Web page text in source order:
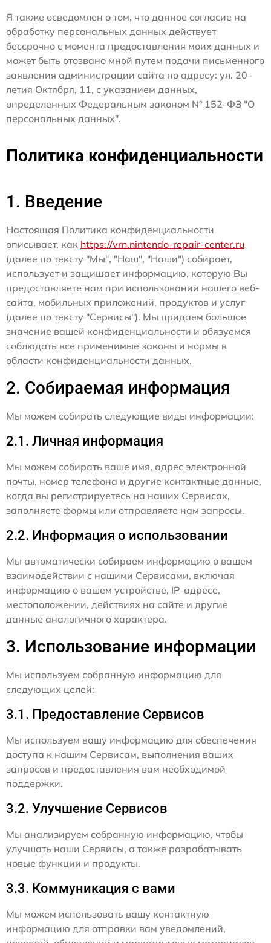
Я также осведомлен о том, что данное согласие на
обработку персональных данных действует
бессрочно с момента предоставления моих данных и
может быть отозвано мной путем подачи письменного
заявления администрации сайта по адресу: ул. 20-
летия Октября, 11, с указанием данных,
определенных Федеральным законом № 152-ФЗ "О
персональных данных".
Политика конфиденциальности
1. Введение
Настоящая Политика конфиденциальности
описывает, как https://vrn.nintendo-repair-center.ru
(далее по тексту "Мы", "Наш", "Наши") собирает,
использует и защищает информацию, которую Вы
предоставляете нам при использовании нашего веб-
сайта, мобильных приложений, продуктов и услуг
(далее по тексту "Сервисы"). Мы придаем большое
значение вашей конфиденциальности и обязуемся
соблюдать все применимые законы и нормы в
области конфиденциальности данных.
2. Собираемая информация
Мы можем собирать следующие виды информации:
2.1. Личная информация
Мы можем собирать ваше имя, адрес электронной
почты, номер телефона и другие контактные данные,
когда вы регистрируетесь на наших Сервисах,
заполняете формы или отправляете нам запросы.
2.2. Информация о использовании
Мы автоматически собираем информацию о вашем
взаимодействии с нашими Сервисами, включая
информацию о вашем устройстве, IP-адресе,
местоположении, действиях на сайте и другие
данные аналогичного характера.
3. Использование информации
Мы используем собранную информацию для
следующих целей:
3.1. Предоставление Сервисов
Мы используем вашу информацию для обеспечения
доступа к нашим Сервисам, выполнения ваших
запросов и предоставления вам необходимой
поддержки.
3.2. Улучшение Сервисов
Мы анализируем собранную информацию, чтобы
улучшать наши Сервисы, а также разрабатывать
новые функции и продукты.
3.3. Коммуникация с вами
Мы можем использовать вашу контактную
информацию для отправки вам уведомлений,